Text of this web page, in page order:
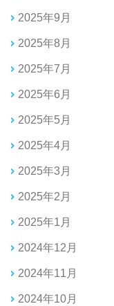
2025年9月
2025年8月
2025年7月
2025年6月
2025年5月
2025年4月
2025年3月
2025年2月
2025年1月
2024年12月
2024年11月
2024年10月